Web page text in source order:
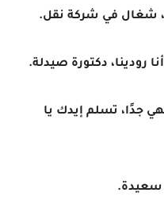
شغال في شركة نقل.
رودينا، دكتورة صيدلة.
جدًا، تسلم إيدك يا
سعيدة.